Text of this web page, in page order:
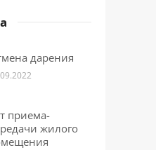
дарения
приема-
жилого